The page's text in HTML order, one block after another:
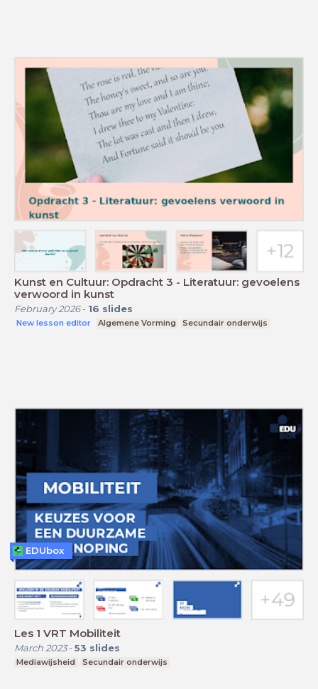
Kunst en Cultuur: Opdracht 3 - Literatuur: gevoelens
verwoord in kunst
February 2026- 16 slides
New lesson editor Algemene Vorming Secundair onderwijs
Les 1 VRT Mobiliteit
March 2023- 53 slides
Mediawijsheid Secundair onderwijs
EDUbox